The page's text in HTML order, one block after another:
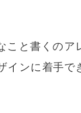
こと書くの
インに着手で